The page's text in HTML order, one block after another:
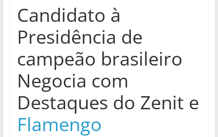
Candidato à
Presidência de
campeão brasileiro
Negocia com
Destaques do Zenit e
Flamengo